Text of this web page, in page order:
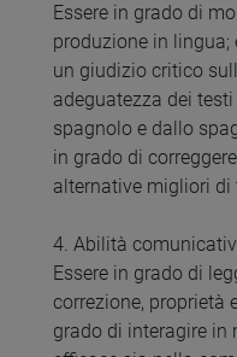
Essere in grado di
produzione in lingua;
un giudizio critico
adeguatezza dei
spagnolo e dallo
in grado di
alternative migliori di
4. Abilità
Essere in grado di
correzione, proprietà
grado di interagire in